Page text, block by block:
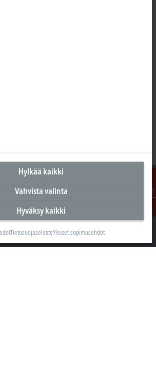
yhteyttä
Oy
Hylkää kaikki
Vahvista valinta
Hyväksy kaikki
TietosuojaselosteYleiset sopimusehdot